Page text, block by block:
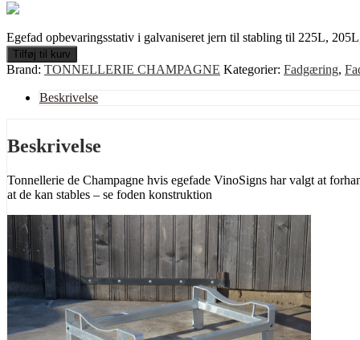
Egefad opbevaringsstativ i galvaniseret jern til stabling til 225L,
Tilføj til kurv
Brand: TONNELLERIE CHAMPAGNE Kategorier: Fadgæring,
Beskrivelse
Beskrivelse
Tonnellerie de Champagne hvis egefade VinoSigns har valgt at
at de kan stables – se foden konstruktion